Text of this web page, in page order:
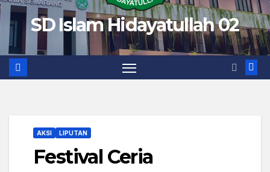
SD Islam Hidayatullah 02
AKSI LIPUTAN
Festival Ceria